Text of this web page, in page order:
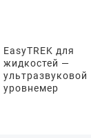
EasyTREK для
жидкостей —
ультразвуковой
уровнемер